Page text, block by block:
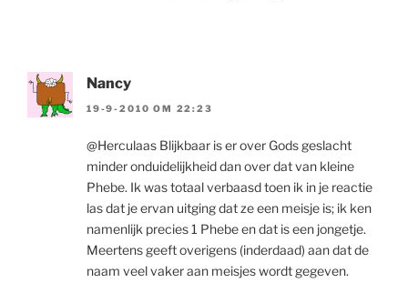
Nancy
19-9-2010 OM 22:23
@Herculaas Blijkbaar is er over Gods geslacht
minder onduidelijkheid dan over dat van kleine
Phebe. Ik was totaal verbaasd toen ik in je reactie
las dat je ervan uitging dat ze een meisje is; ik ken
namenlijk precies 1 Phebe en dat is een jongetje.
Meertens geeft overigens (inderdaad) aan dat de
naam veel vaker aan meisjes wordt gegeven.